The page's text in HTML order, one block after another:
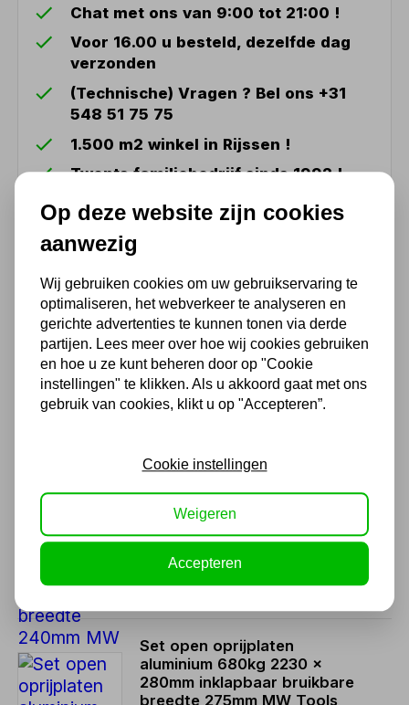
Chat met ons van 9:00 tot 21:00 !
Voor 16.00 u besteld, dezelfde dag
verzonden
(Technische) Vragen ? Bel ons +31
548 51 75 75
1.500 m2 winkel in Rijssen !
Twents familiebedrijf sinds 1992 !
Ook handig
Oprijplaat vast aluminium
680kg 2700 x 970mm
bruikbare breedte 920mm
MW Tools
906,29
749,00 excl. BTW
Set korte oprijplaten
240mm MW Tools
361,79
299,00 excl. BTW
Set open oprijplaten
aluminium 680kg 2230 x
280mm inklapbaar bruikbare
breedte 275mm MW Tools
Op deze website zijn cookies
aanwezig
Wij gebruiken cookies om uw gebruikservaring te
optimaliseren, het webverkeer te analyseren en
gerichte advertenties te kunnen tonen via derde
partijen. Lees meer over hoe wij cookies gebruiken
en hoe u ze kunt beheren door op "Cookie
instellingen" te klikken. Als u akkoord gaat met ons
gebruik van cookies, klikt u op "Accepteren”.
Cookie instellingen
Weigeren
Accepteren